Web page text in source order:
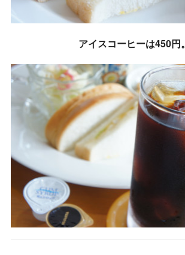
アイスコーヒーは450円。